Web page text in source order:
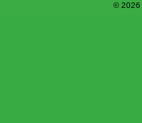
© 2026